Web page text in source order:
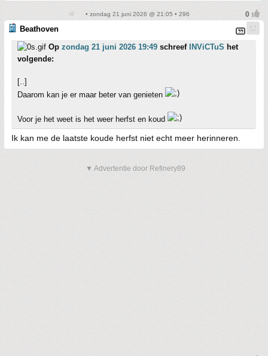
• zondag 21 juni 2026 @ 21:05 • 296
Beathoven
Op zondag 21 juni 2026 19:49 schreef INViCTuS het
volgende:
[..]
Daarom kan je er maar beter van genieten
Voor je het weet is het weer herfst en koud
Ik kan me de laatste koude herfst niet echt meer herinneren.
▼ Advertentie door Refinery89